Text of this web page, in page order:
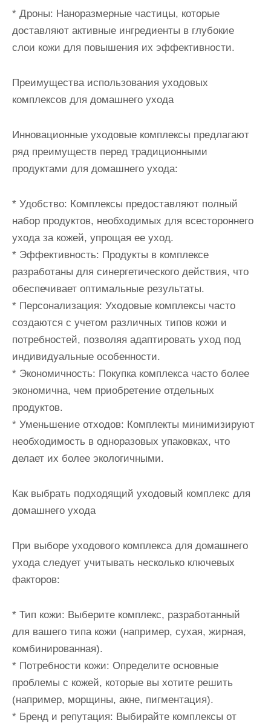
* Дроны: Наноразмерные частицы, которые
доставляют активные ингредиенты в глубокие
слои кожи для повышения их эффективности.
Преимущества использования уходовых
комплексов для домашнего ухода
Инновационные уходовые комплексы предлагают
ряд преимуществ перед традиционными
продуктами для домашнего ухода:
* Удобство: Комплексы предоставляют полный
набор продуктов, необходимых для всестороннего
ухода за кожей, упрощая ее уход.
* Эффективность: Продукты в комплексе
разработаны для синергетического действия, что
обеспечивает оптимальные результаты.
* Персонализация: Уходовые комплексы часто
создаются с учетом различных типов кожи и
потребностей, позволяя адаптировать уход под
индивидуальные особенности.
* Экономичность: Покупка комплекса часто более
экономична, чем приобретение отдельных
продуктов.
* Уменьшение отходов: Комплекты минимизируют
необходимость в одноразовых упаковках, что
делает их более экологичными.
Как выбрать подходящий уходовый комплекс для
домашнего ухода
При выборе уходового комплекса для домашнего
ухода следует учитывать несколько ключевых
факторов:
* Тип кожи: Выберите комплекс, разработанный
для вашего типа кожи (например, сухая, жирная,
комбинированная).
* Потребности кожи: Определите основные
проблемы с кожей, которые вы хотите решить
(например, морщины, акне, пигментация).
* Бренд и репутация: Выбирайте комплексы от